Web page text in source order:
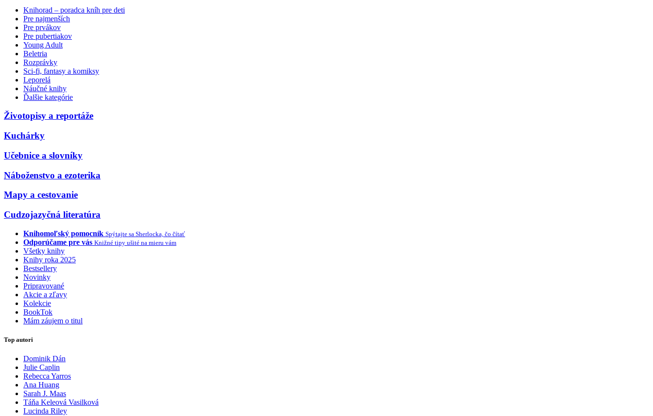
Knihorad – poradca kníh pre deti
Pre najmenších
Pre prvákov
Pre pubertiakov
Young Adult
Beletria
Rozprávky
Sci-fi, fantasy a komiksy
Leporelá
Náučné knihy
Ďalšie kategórie
Životopisy a reportáže
Kuchárky
Učebnice a slovníky
Náboženstvo a ezoterika
Mapy a cestovanie
Cudzojazyčná literatúra
Knihomoľský pomocník Spýtajte sa Sherlocka, čo čítať
Odporúčame pre vás Knižné tipy ušité na mieru vám
Všetky knihy
Knihy roka 2025
Bestsellery
Novinky
Pripravované
Akcie a zľavy
Kolekcie
BookTok
Mám záujem o titul
Top autori
Dominik Dán
Julie Caplin
Rebecca Yarros
Ana Huang
Sarah J. Maas
Táňa Keleová Vasilková
Lucinda Riley